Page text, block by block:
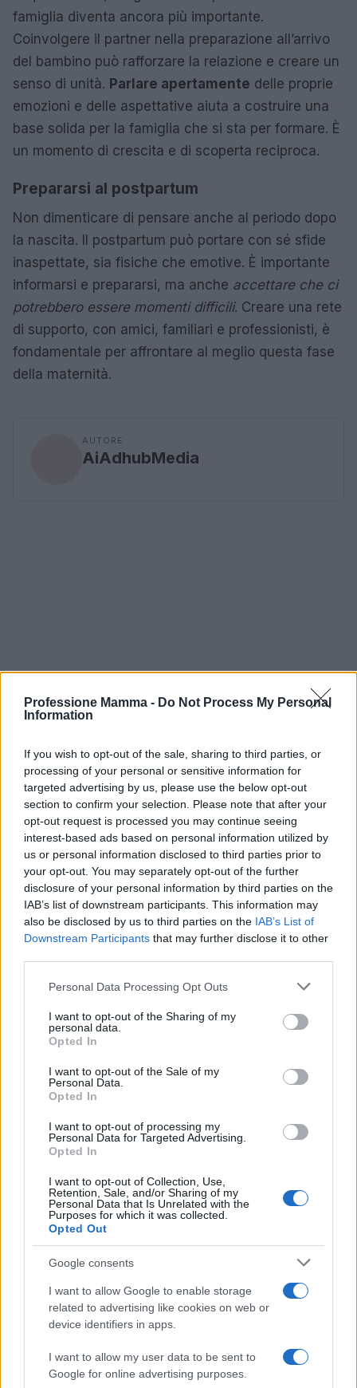
Professione Mamma - Do Not Process My Personal
Information
If you wish to opt-out of the sale, sharing to third parties, or
processing of your personal or sensitive information for
targeted advertising by us, please use the below opt-out
section to confirm your selection. Please note that after your
opt-out request is processed you may continue seeing
interest-based ads based on personal information utilized by
us or personal information disclosed to third parties prior to
your opt-out. You may separately opt-out of the further
disclosure of your personal information by third parties on the
IAB’s list of downstream participants. This information may
also be disclosed by us to third parties on the IAB’s List of
Downstream Participants that may further disclose it to other
Please note that this website/app uses one or more Google
not limited to your visit or usage behaviour. You may click to
grant or deny consent to Google and its third-party tags to
use your data for below specified purposes in below Google
consent section.
Personal Data Processing Opt Outs
I want to opt-out of the Sharing of my
personal data.
Opted In
I want to opt-out of the Sale of my
Personal Data.
Opted In
I want to opt-out of processing my
Personal Data for Targeted Advertising.
Opted In
I want to opt-out of Collection, Use,
Retention, Sale, and/or Sharing of my
Personal Data that Is Unrelated with the
Purposes for which it was collected.
Opted Out
Google consents
I want to allow Google to enable storage
related to advertising like cookies on web or
device identifiers in apps.
I want to allow my user data to be sent to
Google for online advertising purposes.
famiglia diventa ancora più importante.
Coinvolgere il partner nella preparazione all’arrivo
del bambino può rafforzare la relazione e creare un
senso di unità. Parlare apertamente delle proprie
emozioni e delle aspettative aiuta a costruire una
base solida per la famiglia che si sta per formare. È
un momento di crescita e di scoperta reciproca.
Prepararsi al postpartum
Non dimenticare di pensare anche al periodo dopo
la nascita. Il postpartum può portare con sé sfide
inaspettate, sia fisiche che emotive. È importante
informarsi e prepararsi, ma anche accettare che ci
potrebbero essere momenti difficili. Creare una rete
di supporto, con amici, familiari e professionisti, è
fondamentale per affrontare al meglio questa fase
della maternità.
AUTORE
AiAdhubMedia
Continua a leggere
MATERNITÀ E GRAVIDANZA
Guida al caldo per gravidanza e infanzia: prevenire
disidratazione e colpi di calore
MATERNITÀ E GRAVIDANZA